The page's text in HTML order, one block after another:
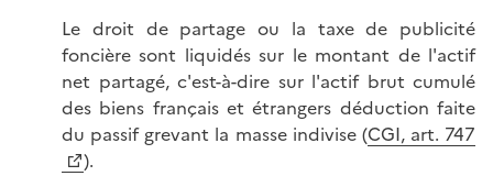
Le droit de partage ou la taxe de publicité
foncière sont liquidés sur le montant de l'actif
net partagé, c'est-à-dire sur l'actif brut cumulé
des biens français et étrangers déduction faite
du passif grevant la masse indivise (CGI, art. 747
).